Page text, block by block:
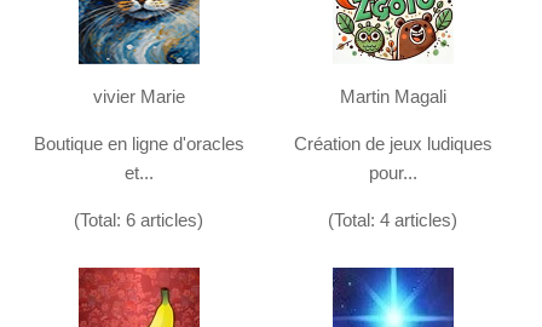
vivier Marie
Boutique en ligne d'oracles
et...
(Total: 6 articles)
Martin Magali
Création de jeux ludiques
pour...
(Total: 4 articles)